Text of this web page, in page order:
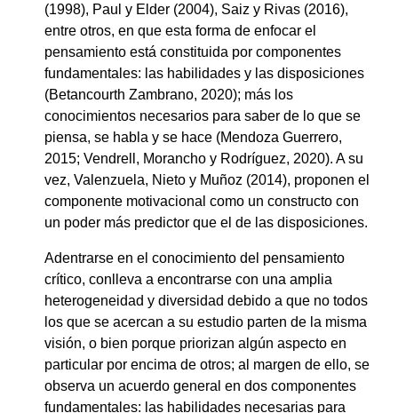
(1998), Paul y Elder (2004), Saiz y Rivas (2016),
entre otros, en que esta forma de enfocar el
pensamiento está constituida por componentes
fundamentales: las habilidades y las disposiciones
(Betancourth Zambrano, 2020); más los
conocimientos necesarios para saber de lo que se
piensa, se habla y se hace (Mendoza Guerrero,
2015; Vendrell, Morancho y Rodríguez, 2020). A su
vez, Valenzuela, Nieto y Muñoz (2014), proponen el
componente motivacional como un constructo con
un poder más predictor que el de las disposiciones.
Adentrarse en el conocimiento del pensamiento
crítico, conlleva a encontrarse con una amplia
heterogeneidad y diversidad debido a que no todos
los que se acercan a su estudio parten de la misma
visión, o bien porque priorizan algún aspecto en
particular por encima de otros; al margen de ello, se
observa un acuerdo general en dos componentes
fundamentales: las habilidades necesarias para